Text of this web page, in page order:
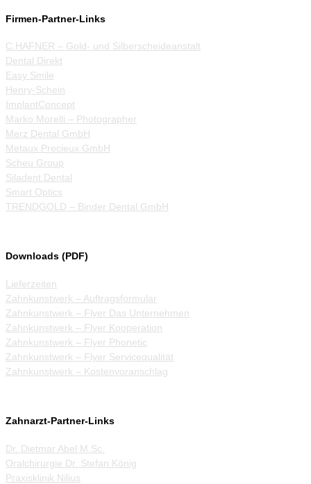
Firmen-Partner-Links
C.HAFNER – Gold- und Silberscheideanstalt
Dental Direkt
Easy Smile
Henry-Schein
ImplantConcept
Marko Morelli – Photographer
Merz Dental GmbH
Metaux Precieux GmbH
Scheu Group
Siladent Dental
Smart Optics
TRENDGOLD – Binder Dental GmbH
Downloads (PDF)
Lieferzeiten
Zahnkunstwerk – Auftragsformular
Zahnkunstwerk – Flyer Das Unternehmen
Zahnkunstwerk – Flyer Kooperation
Zahnkunstwerk – Flyer Phonetic
Zahnkunstwerk – Flyer Servicequalität
Zahnkunstwerk – Kostenvoranschlag
Zahnarzt-Partner-Links
Dr. Dietmar Abel M.Sc.
Oralchirurgie Dr. Stefan König
Praxisklinik Nilius